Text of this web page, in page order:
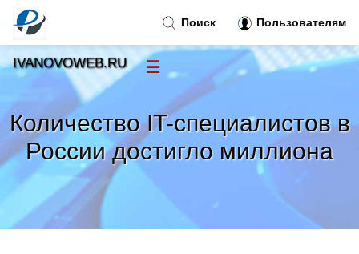
Количество IT-специалистов в
России достигло миллиона
Поиск Пользователям
IVANOVOWEB.RU ☰
Новости
Тренды новостей»
Рубрики»
Правила»